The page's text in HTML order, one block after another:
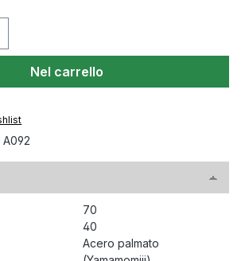
prodotto: inserisci la
Nel carrello
A092
70
40
Acero palmato